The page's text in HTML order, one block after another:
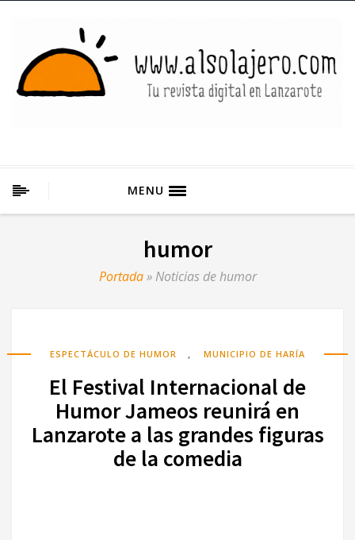
MENU
humor
Portada» Noticias de humor
ESPECTÁCULO DE HUMOR , MUNICIPIO DE HARÍA
El Festival Internacional de
Humor Jameos reunirá en
Lanzarote a las grandes figuras
de la comedia